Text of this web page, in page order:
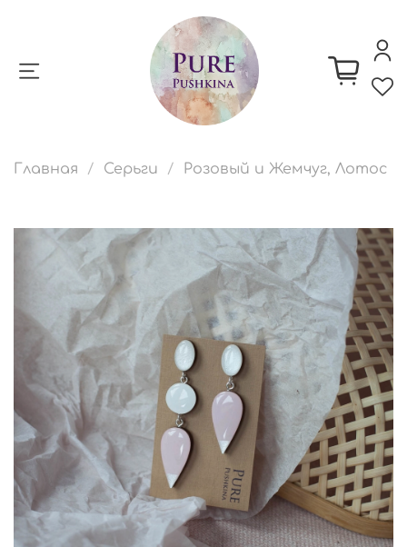
Главная Серьги Розовый и Жемчуг, Лотос